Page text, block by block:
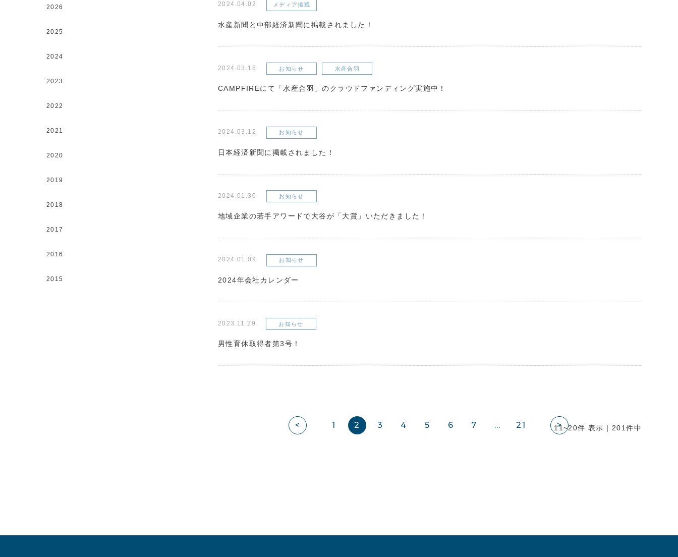
2024.04.02 メディア掲載
水産新聞と中部経済新聞に掲載されました！
2024.03.18 お知らせ 水産合羽
CAMPFIREにて「水産合羽」のクラウドファンディング実施中！
2024.03.12 お知らせ
日本経済新聞に掲載されました！
2024.01.30 お知らせ
地域企業の若手アワードで大谷が「大賞」いただきました！
2024.01.09 お知らせ
2024年会社カレンダー
2023.11.29 お知らせ
男性育休取得者第3号！
< 1 2 3 4 5 6 7 … 21 >
11~20件 表示 | 201件中
2026
2025
2024
2023
2022
2021
2020
2019
2018
2017
2016
2015